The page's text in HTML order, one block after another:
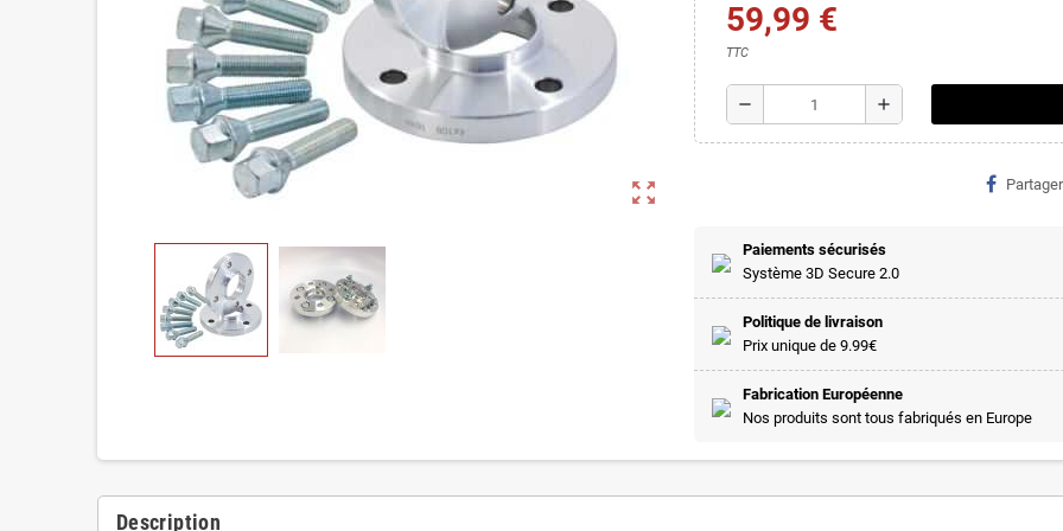
zoom_out_map
59,99 €
TTC
remove add
Partager
Paiements sécurisés
Système 3D Secure 2.0
Politique de livraison
Prix unique de 9.99€
Fabrication Européenne
Nos produits sont tous fabriqués en Europe
Description